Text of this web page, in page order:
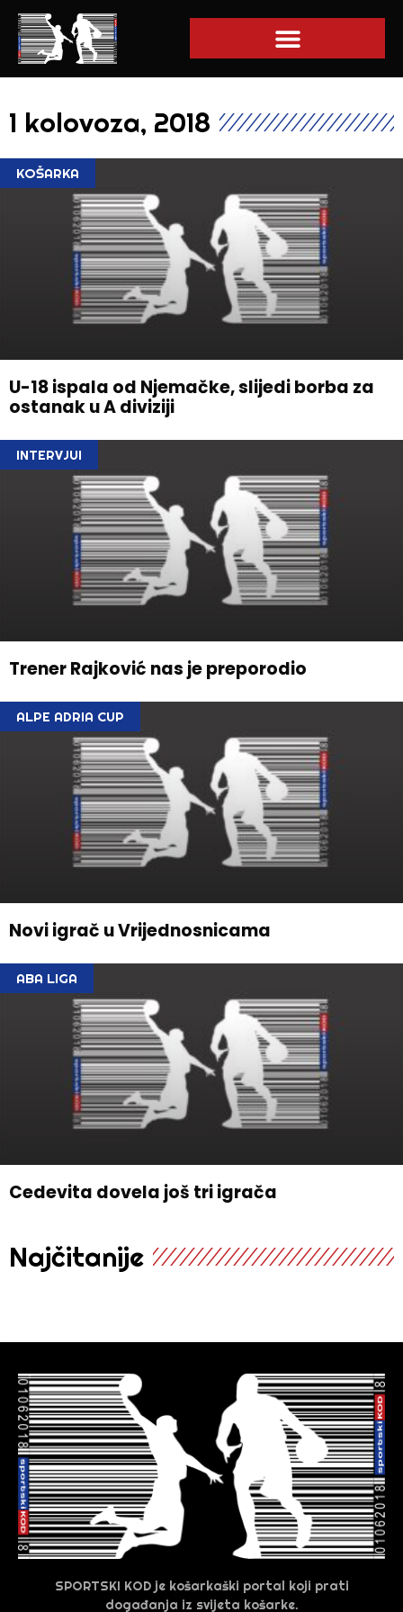
1 kolovoza, 2018
KOŠARKA
U-18 ispala od Njemačke, slijedi borba za
ostanak u A diviziji
INTERVJUI
Trener Rajković nas je preporodio
ALPE ADRIA CUP
Novi igrač u Vrijednosnicama
ABA LIGA
Cedevita dovela još tri igrača
Najčitanije
SPORTSKI KOD je košarkaški portal koji prati
događanja iz svijeta košarke.